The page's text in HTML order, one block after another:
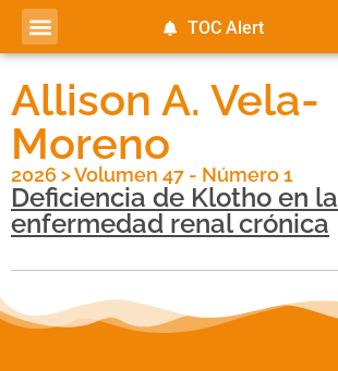
TOC Alert
Allison A. Vela-
Moreno
2026 >Volumen 47 - Número 1
Deficiencia de Klotho en la
enfermedad renal crónica